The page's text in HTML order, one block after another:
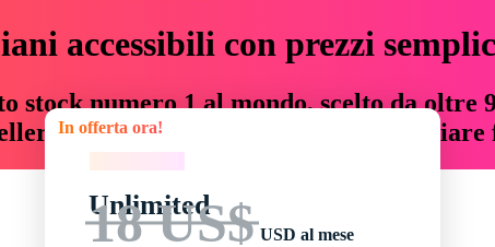
accessibili con prezzi
stock numero 1 al mondo, scelto da
risorse creative che fanno risparmiare
In offerta ora!
Unlimited
18 US$ USD al mese